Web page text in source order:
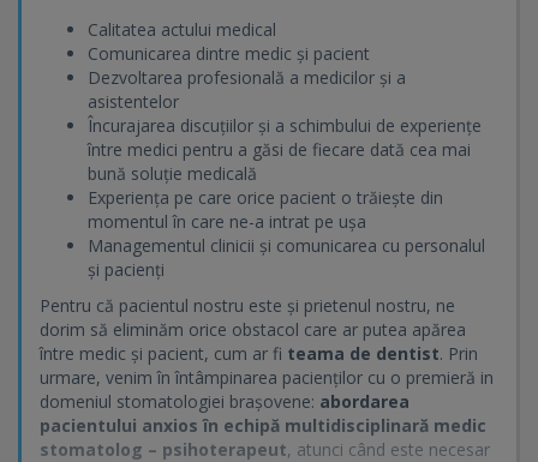
Calitatea actului medical
Comunicarea dintre medic și pacient
Dezvoltarea profesională a medicilor și a
asistentelor
Încurajarea discuțiilor și a schimbului de experiențe
între medici pentru a găsi de fiecare dată cea mai
bună soluție medicală
Experiența pe care orice pacient o trăiește din
momentul în care ne-a intrat pe ușa
Managementul clinicii și comunicarea cu personalul
și pacienți
Pentru că pacientul nostru este și prietenul nostru, ne
dorim să eliminăm orice obstacol care ar putea apărea
între medic și pacient, cum ar fi teama de dentist. Prin
urmare, venim în întâmpinarea pacienților cu o premieră in
domeniul stomatologiei brașovene: abordarea
pacientului anxios în echipă multidisciplinară medic
stomatolog – psihoterapeut, atunci când este necesar